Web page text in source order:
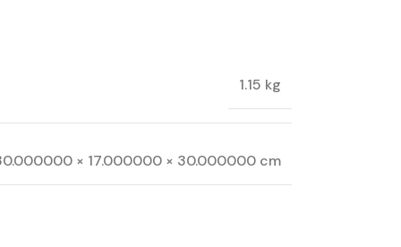
1.15 kg
× 17.000000 × 30.000000 cm